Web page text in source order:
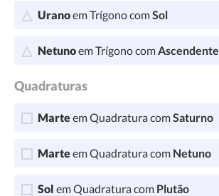
Uranoem Trígono comSol
Netunoem Trígono comAscendente
Quadraturas
Marteem Quadratura comSaturno
Marteem Quadratura com Netuno
Sol em Quadratura com Plutão